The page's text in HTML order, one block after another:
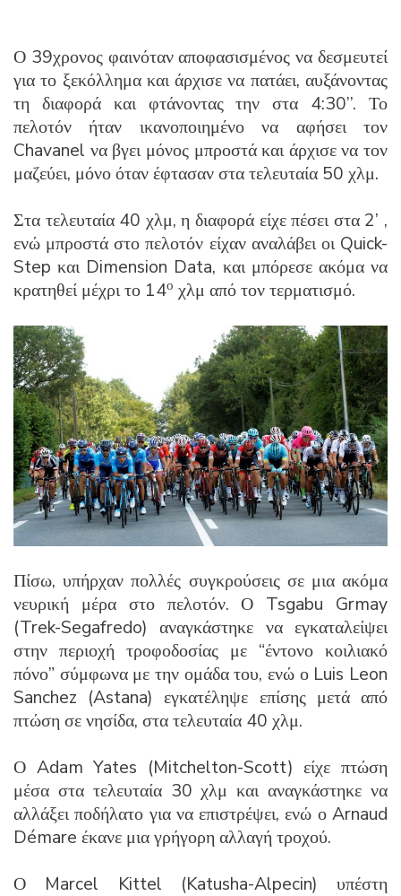
Ο 39χρονος φαινόταν αποφασισμένος να δεσμευτεί
για το ξεκόλλημα και άρχισε να πατάει, αυξάνοντας
τη διαφορά και φτάνοντας την στα 4:30’’. Το
πελοτόν ήταν ικανοποιημένο να αφήσει τον
Chavanel να βγει μόνος μπροστά και άρχισε να τον
μαζεύει, μόνο όταν έφτασαν στα τελευταία 50 χλμ.
Στα τελευταία 40 χλμ, η διαφορά είχε πέσει στα 2’ ,
ενώ μπροστά στο πελοτόν είχαν αναλάβει οι Quick-
Step και Dimension Data, και μπόρεσε ακόμα να
κρατηθεί μέχρι το 14ο χλμ από τον τερματισμό.
Πίσω, υπήρχαν πολλές συγκρούσεις σε μια ακόμα
νευρική μέρα στο πελοτόν. Ο Tsgabu Grmay
(Trek-Segafredo) αναγκάστηκε να εγκαταλείψει
στην περιοχή τροφοδοσίας με “έντονο κοιλιακό
πόνο” σύμφωνα με την ομάδα του, ενώ ο Luis Leon
Sanchez (Astana) εγκατέληψε επίσης μετά από
πτώση σε νησίδα, στα τελευταία 40 χλμ.
Ο Adam Yates (Mitchelton-Scott) είχε πτώση
μέσα στα τελευταία 30 χλμ και αναγκάστηκε να
αλλάξει ποδήλατο για να επιστρέψει, ενώ ο Arnaud
Démare έκανε μια γρήγορη αλλαγή τροχού.
Ο Marcel Kittel (Katusha-Alpecin) υπέστη